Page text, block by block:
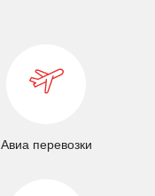
Авиа перевозки